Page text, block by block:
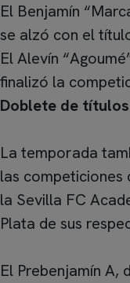
El Benjamín
se alzó con el
El Alevín
finalizó la
Doblete de títulos
La temporada
las competiciones
la Sevilla FC
Plata de sus
El Prebenjamín A,